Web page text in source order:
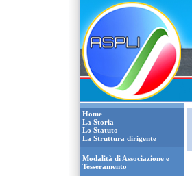
Home
La Storia
Lo Statuto
La Struttura dirigente
Modalità di Associazione e
Tesseramento